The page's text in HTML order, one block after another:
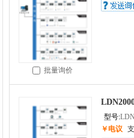
批量询价
型号:
￥电议